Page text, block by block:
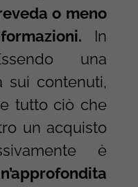
o meno
In
una
sui contenuti,
tutto ciò che
un acquisto
è